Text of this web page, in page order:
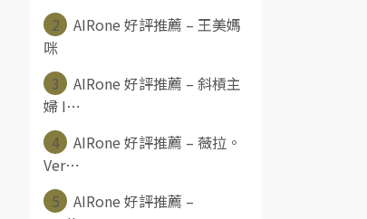
2
AIRone 好評推薦 – 王美媽
咪
3
AIRone 好評推薦 – 斜槓主
婦 I⋯
4
AIRone 好評推薦 – 薇拉。
Ver⋯
5
AIRone 好評推薦 –